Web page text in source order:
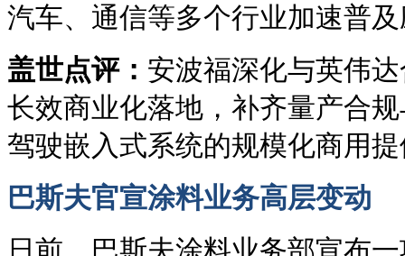
汽车、通信等多个行业加速普
盖世点评： 安波福深化与英伟
长效商业化落地，补齐量产合
驾驶嵌入式系统的规模化商用
巴斯夫官宣涂料业务高层变动